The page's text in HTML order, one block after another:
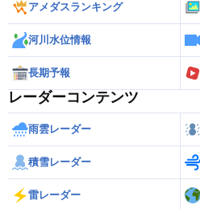
アメダスランキング
河川水位情報
長期予報
レーダーコンテンツ
雨雲レーダー
積雪レーダー
雷レーダー